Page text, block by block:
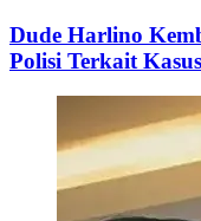
Dude Harlino
Polisi Terkait